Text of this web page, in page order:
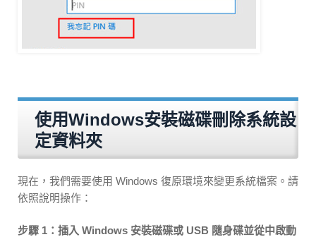
使用Windows安裝磁碟刪除系統設
定資料夾
現在，我們需要使用 Windows 復原環境來變更系統檔案。請
依照說明操作：
步驟 1：插入 Windows 安裝磁碟或 USB 隨身碟並從中啟動